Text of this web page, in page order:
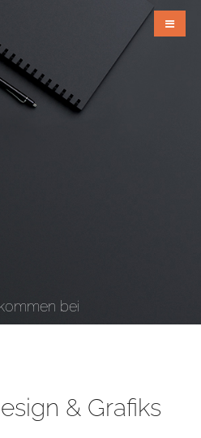
bei
& Grafiks